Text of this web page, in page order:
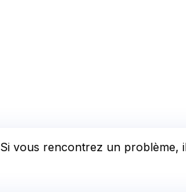
Si vous rencontrez un problème,